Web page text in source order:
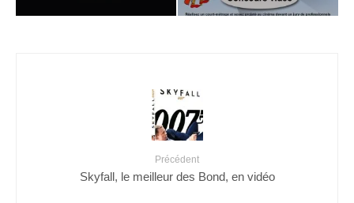
Précédent
Skyfall, le meilleur des Bond, en vidéo